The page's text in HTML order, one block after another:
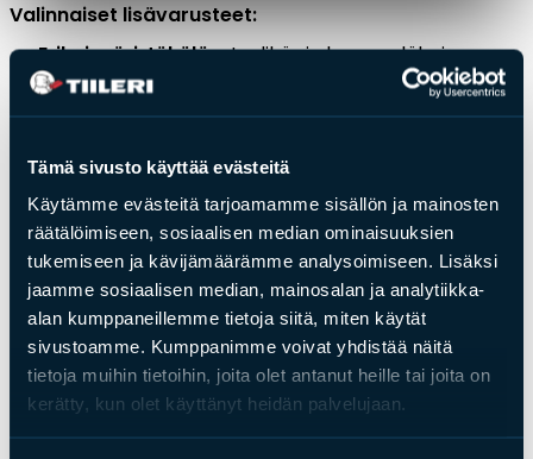
Tämä sivusto käyttää evästeitä
Käytämme evästeitä tarjoamamme sisällön ja mainosten
räätälöimiseen, sosiaalisen median ominaisuuksien
tukemiseen ja kävijämäärämme analysoimiseen. Lisäksi
jaamme sosiaalisen median, mainosalan ja analytiikka-
alan kumppaneillemme tietoja siitä, miten käytät
sivustoamme. Kumppanimme voivat yhdistää näitä
tietoja muihin tietoihin, joita olet antanut heille tai joita on
kerätty, kun olet käyttänyt heidän palvelujaan.
Valinnaiset lisävarusteet:
Erikoisväri Jäkälä– tyylikäs ja luonnonläheinen
sävy
Suojakansi– suojaa grilliä sääolosuhteilta
Saat­tai­sit ol­la kiin­nos­tu­nut
myös näis­tä